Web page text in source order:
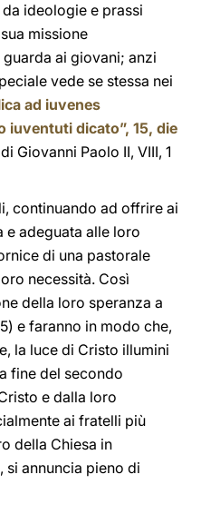
ideologie e prassi
missione
ai giovani; anzi
vede se stessa nei
ad iuvenes
iuventuti dicato”, 15, die
Giovanni Paolo II, VIII, 1
continuando ad offrire ai
e adeguata alle loro
di una pastorale
necessità. Così
della loro speranza a
e faranno in modo che,
la luce di Cristo illumini
fine del secondo
e dalla loro
ai fratelli più
della Chiesa in
si annuncia pieno di